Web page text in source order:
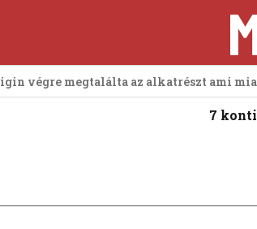
végre megtalálta az alkatrészt ami
7